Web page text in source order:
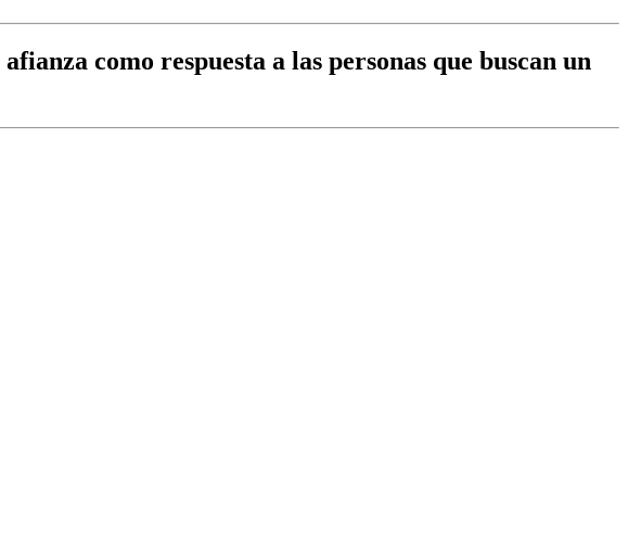
como respuesta a las personas que buscan un